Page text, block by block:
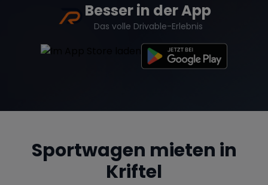
Besser in der App
Das volle Drivable-Erlebnis
Sportwagen mieten in
Kriftel